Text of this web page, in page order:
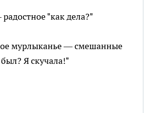
"как дела?"
мурлыканье — смешанные
Я скучала!"